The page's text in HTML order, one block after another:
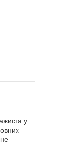
у